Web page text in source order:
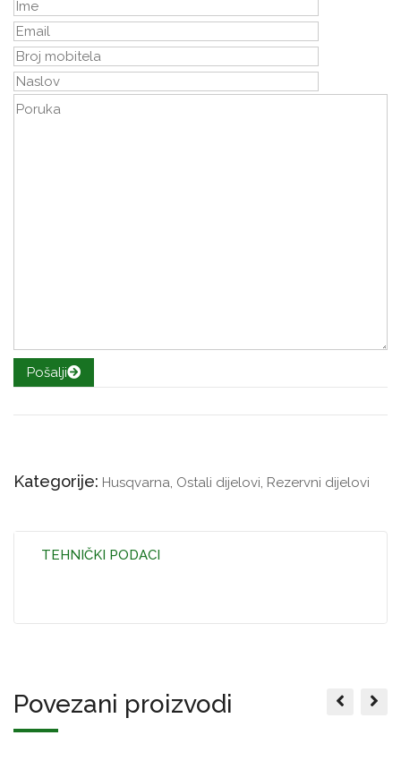
Pošalji
Kategorije: Husqvarna, Ostali dijelovi, Rezervni dijelovi
TEHNIČKI PODACI
Povezani proizvodi